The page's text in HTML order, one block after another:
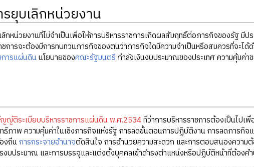
ยุบเลิกหน่วยงาน
กหน่วยงานที่ไม่จำเป็นเพื่อให้การบริหารราชการเกิดผลสัมฤทธิ์ต่อภารกิจของรัฐ มีป
การจะต้องมีการทบทวนภารกิจของตนว่าภารกิจใดมีความจำเป็นหรือสมควรที่จะไ
การแผ่นดินนโยบายของคณะรัฐมนตรี กำลังเงินงบประมาณของประเทศ ความคุ้มค่
ญัติระเบียบบริหารราชการแผ่นดิน พ.ศ.2534ที่ว่าการบริหารราชการต้องเป็นไปเ
ภาพ ความคุ้มค่าในเชิงภารกิจแห่งรัฐ การลดขั้นตอนการปฏิบัติงาน การลดภารกิจแ
งถิ่นการกระจายอำนาจตัดสินใจ การอำนวยความสะดวก และการตอบสนองความ
บประมาณ และการบรรจุและแต่งตั้งบุคคลเข้าดำรงตำแหน่งหรือปฏิบัติหน้าที่ต้องค